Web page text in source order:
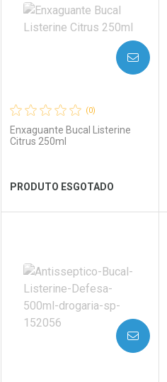
Ver Desconto Convênio
(0)
Enxaguante Bucal Listerine
Citrus 250ml
PRODUTO ESGOTADO
AVISE-ME
Laboratório
Por Menos
AVISE-ME